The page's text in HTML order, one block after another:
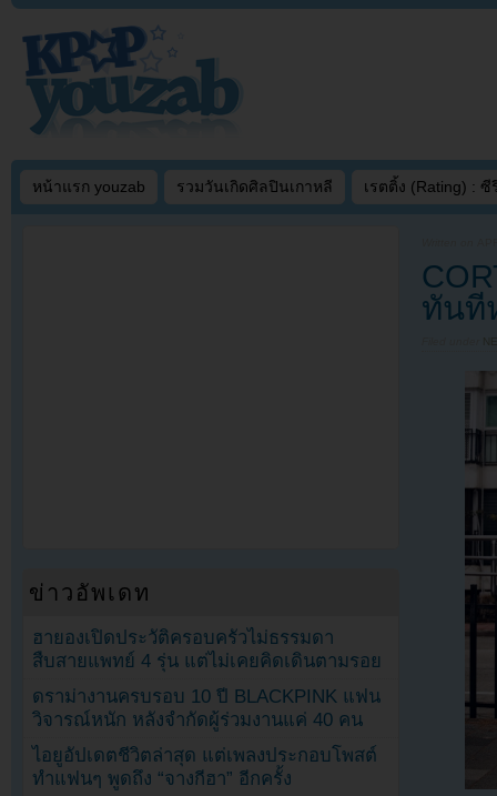
หน้าแรก youzab รวมวันเกิดศิลปินเกาหลี เรตติ้ง (Rating) : ซี
ทันที
ข่าวอัพเดท
ฮายองเปิดประวัติครอบครัวไม่ธรรมดา
สืบสายแพทย์ 4 รุ่น แต่ไม่เคยคิดเดินตามรอย
ดราม่างานครบรอบ 10 ปี BLACKPINK แฟน
วิจารณ์หนัก หลังจำกัดผู้ร่วมงานแค่ 40 คน
ไอยูอัปเดตชีวิตล่าสุด แต่เพลงประกอบโพสต์
ทำแฟนๆ พูดถึง “จางกีฮา” อีกครั้ง